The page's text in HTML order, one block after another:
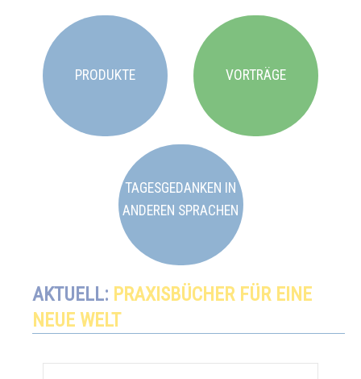
PRODUKTE VORTRÄGE
TAGESGEDANKEN IN
ANDEREN SPRACHEN
AKTUELL: PRAXISBÜCHER FÜR EINE
NEUE WELT